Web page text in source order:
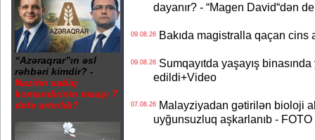
“Azəraqrar”ın əsl
rəhbəri kimdir? -
Nazirin sabiq
komandirinin maaşı 7
dəfə artırılıb?
dayanır? - “Magen David“dən
09.08.26Bakıda magistralla qaçan cins
09.08.26Sumqayıtda yaşayış
edildi+Video
07.08.26Malayziyadan gətirilən bioloji
uyğunsuzluq aşkarlanıb - FOTO